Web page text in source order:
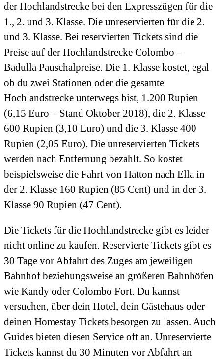
der Hochlandstrecke bei den Expresszügen für die
1., 2. und 3. Klasse. Die unreservierten für die 2.
und 3. Klasse. Bei reservierten Tickets sind die
Preise auf der Hochlandstrecke Colombo –
Badulla Pauschalpreise. Die 1. Klasse kostet, egal
ob du zwei Stationen oder die gesamte
Hochlandstrecke unterwegs bist, 1.200 Rupien
(6,15 Euro – Stand Oktober 2018), die 2. Klasse
600 Rupien (3,10 Euro) und die 3. Klasse 400
Rupien (2,05 Euro). Die unreservierten Tickets
werden nach Entfernung bezahlt. So kostet
beispielsweise die Fahrt von Hatton nach Ella in
der 2. Klasse 160 Rupien (85 Cent) und in der 3.
Klasse 90 Rupien (47 Cent).
Die Tickets für die Hochlandstrecke gibt es leider
nicht online zu kaufen. Reservierte Tickets gibt es
30 Tage vor Abfahrt des Zuges am jeweiligen
Bahnhof beziehungsweise an größeren Bahnhöfen
wie Kandy oder Colombo Fort. Du kannst
versuchen, über dein Hotel, dein Gästehaus oder
deinen Homestay Tickets besorgen zu lassen. Auch
Guides bieten diesen Service oft an. Unreservierte
Tickets kannst du 30 Minuten vor Abfahrt an